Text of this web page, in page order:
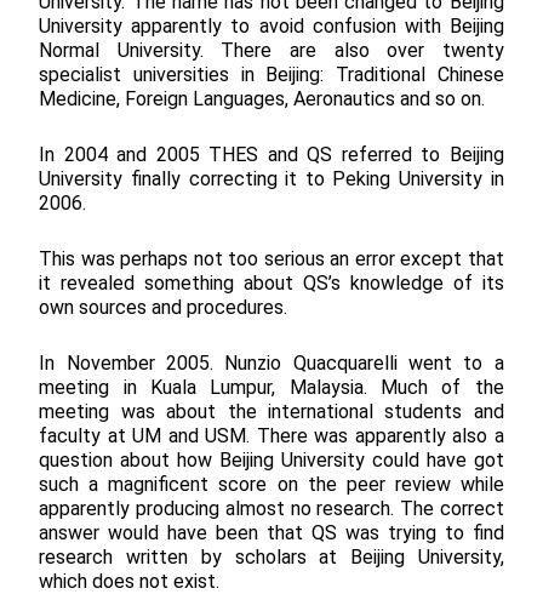
University apparently to avoid confusion with Beijing
Normal University. There are also over twenty
specialist universities in Beijing: Traditional Chinese
Medicine, Foreign Languages, Aeronautics and so on.
In 2004 and 2005 THES and QS referred to Beijing
University finally correcting it to Peking University in
2006.
This was perhaps not too serious an error except that
it revealed something about QS’s knowledge of its
own sources and procedures.
In November 2005. Nunzio Quacquarelli went to a
meeting in Kuala Lumpur, Malaysia. Much of the
meeting was about the international students and
faculty at UM and USM. There was apparently also a
question about how Beijing University could have got
such a magnificent score on the peer review while
apparently producing almost no research. The correct
answer would have been that QS was trying to find
research written by scholars at Beijing University,
which does not exist.